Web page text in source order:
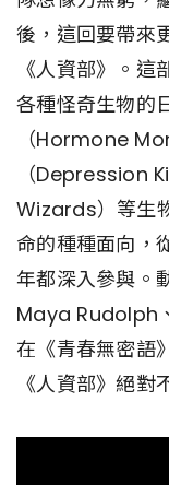
後，這回要帶來
《人資部》。
各種怪奇生物的
（Hormone
（Depression
Wizards）等生
命的種種面向，
年都深入參與。
Maya Rudolph
在《青春無密語
《人資部》絕對